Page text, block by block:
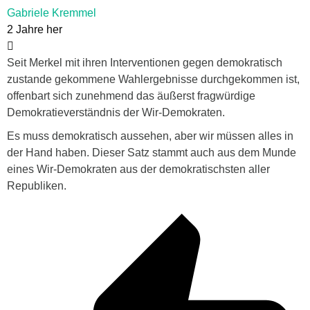
Gabriele Kremmel
2 Jahre her
Seit Merkel mit ihren Interventionen gegen demokratisch
zustande gekommene Wahlergebnisse durchgekommen ist,
offenbart sich zunehmend das äußerst fragwürdige
Demokratieverständnis der Wir-Demokraten.
Es muss demokratisch aussehen, aber wir müssen alles in
der Hand haben. Dieser Satz stammt auch aus dem Munde
eines Wir-Demokraten aus der demokratischsten aller
Republiken.